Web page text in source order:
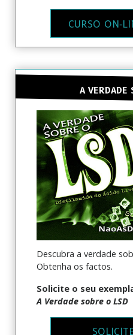
CURSO
A VERDADE
Descubra a verdade
Obtenha os factos.
Solicite o seu
A Verdade sobre o LSD